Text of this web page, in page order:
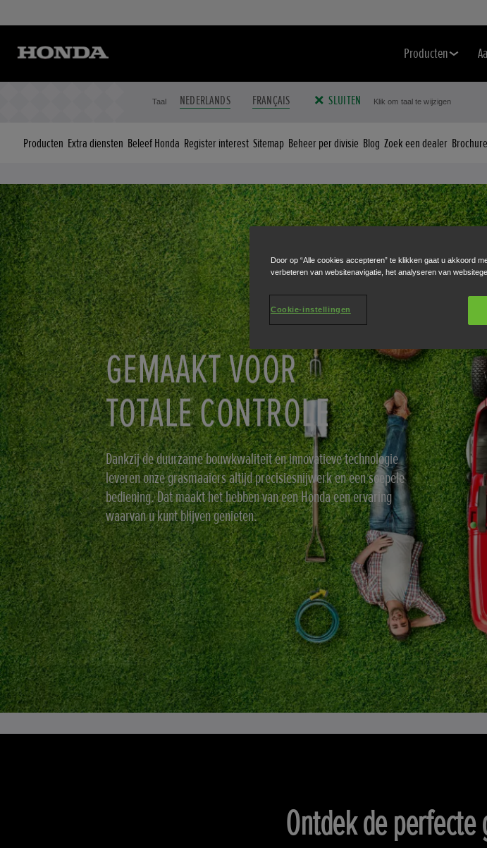
Producten
Taal NEDERLANDS FRANÇAIS SLUITEN Klik om taal te wijzigen
Producten Extra diensten Beleef Honda Register interest Sitemap Beheer per divisie Blog Zoek een dealer Brochure
GEMAAKT VOOR
TOTALE CONTROLE
Dankzij de duurzame bouwkwaliteit en innovatieve technologie
leveren onze grasmaaiers altijd precisiesnijwerk en een soepele
bediening. Dat maakt het hebben van een Honda een ervaring
waarvan u kunt blijven genieten.
Ontdek de
Door op “Alle cookies accepteren” te klikken gaat u akkoord
verbeteren van websitenavigatie, het analyseren van
Cookie-instellingen